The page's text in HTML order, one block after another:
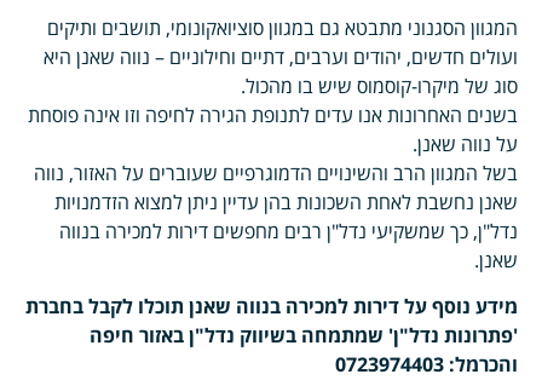
המגוון הסגנוני מתבטא גם במגוון סוציואקונומי, תושבים ותיקים
ועולים חדשים, יהודים וערבים, דתיים וחילוניים – נווה שאנן היא
סוג של מיקרו-קוסמוס שיש בו מהכול.
בשנים האחרונות אנו עדים לתנופת הגירה לחיפה וזו אינה פוסחת
על נווה שאנן.
בשל המגוון הרב והשינויים הדמוגרפיים שעוברים על האזור, נווה
שאנן נחשבת לאחת השכונות בהן עדיין ניתן למצוא הזדמנויות
נדל"ן, כך שמשקיעי נדל"ן רבים מחפשים דירות למכירה בנווה
שאנן.
מידע נוסף על דירות למכירה בנווה שאנן תוכלו לקבל בחברת
'פתרונות נדל"ן' שמתמחה בשיווק נדל"ן באזור חיפה
והכרמל: 0723974403